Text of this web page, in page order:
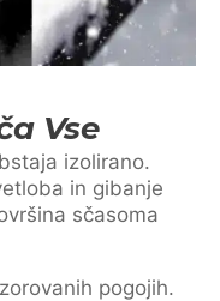
Vse
izolirano.
in gibanje
sčasoma
pogojih.